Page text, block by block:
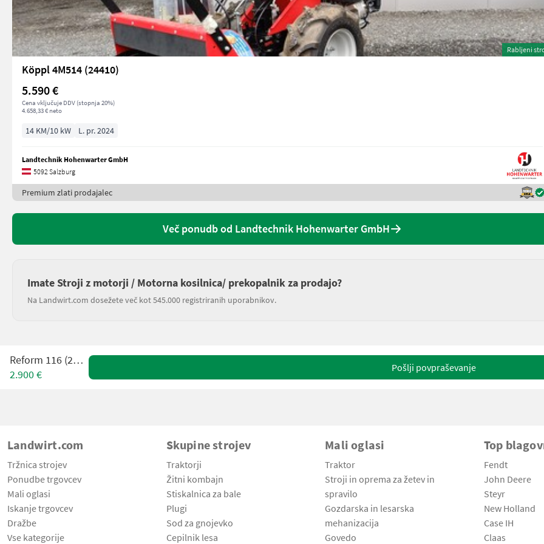
Rabljeni
Köppl 4M514 (24410)
5.590 €
Cena vključuje DDV (stopnja 20%)
4.658,33 € neto
14 KM/10 kW L. pr. 2024
Landtechnik Hohenwarter GmbH
5092 Salzburg
Premium zlati prodajalec
Več ponudb od Landtechnik Hohenwarter GmbH
Imate Stroji z motorji / Motorna kosilnica/ prekopalnik za prodajo?
Na Landwirt.com dosežete več kot 545.000 registriranih uporabnikov.
Reform 116 (25466)
2.900 €
Pošlji povpraševanje
Landwirt.com
Tržnica strojev
Ponudbe trgovcev
Mali oglasi
Iskanje trgovcev
Dražbe
Vse kategorije
Skupine strojev
Traktorji
Žitni kombajn
Stiskalnica za bale
Plugi
Sod za gnojevko
Cepilnik lesa
Mali oglasi
Traktor
Stroji in oprema za žetev in
spravilo
Gozdarska in lesarska
mehanizacija
Govedo
Top
Fendt
John Deere
Steyr
New Holland
Case IH
Claas